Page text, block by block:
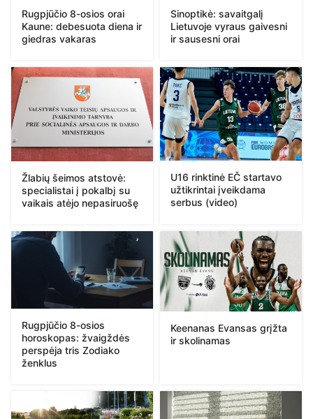
Rugpjūčio 8-osios orai
Kaune: debesuota diena ir
giedras vakaras
Sinoptikė: savaitgalį
Lietuvoje vyraus gaivesni
ir sausesni orai
Žlabių šeimos atstovė:
specialistai į pokalbį su
vaikais atėjo nepasiruošę
U16 rinktinė EČ startavo
užtikrintai įveikdama
serbus (video)
Rugpjūčio 8-osios
horoskopas: žvaigždės
perspėja tris Zodiako
ženklus
Keenanas Evansas grįžta
ir skolinamas